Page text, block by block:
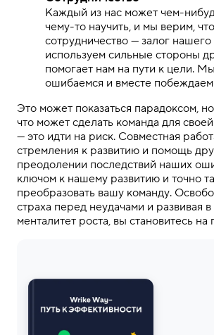
Каждый из нас может чем-
чему-то научить, и мы верим, что
сотрудничество — залог
используем сильные стороны
помогает нам на пути к цели.
ошибаемся и вместе
Это может показаться парадоксом,
что может сделать команда для
— это идти на риск. Совместная
стремления к развитию и помощь
преодолении последствий наших
ключом к нашему развитию и точно
преобразовать вашу команду.
страха перед неудачами и развивая
менталитет роста, вы становитесь на